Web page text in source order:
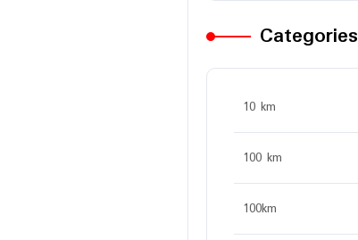
Categories
10 km
100 km
100km